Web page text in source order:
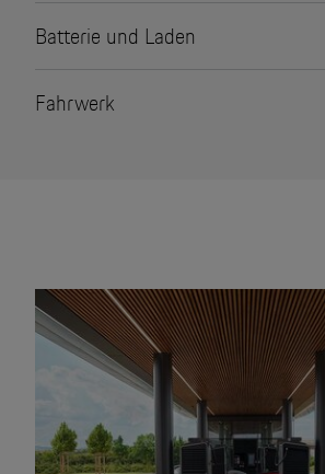
Batterie und Laden
Fahrwerk
Digital verstärkte
Jetzt den
Porsche Taycan 4S Sport
entdecken.